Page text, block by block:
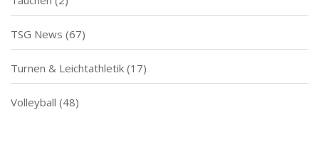
TSG News (67)
Turnen & Leichtathletik (17)
Volleyball (48)